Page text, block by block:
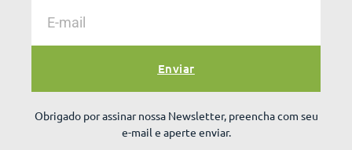
Enviar
Obrigado por assinar nossa Newsletter, preencha com seu
e-mail e aperte enviar.